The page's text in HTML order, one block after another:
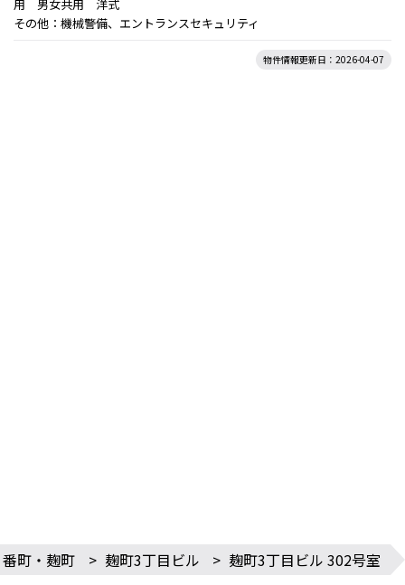
用 男女共用 洋式
その他：機械警備、エントランスセキュリティ
物件情報更新日：2026-04-07
町・麹町 > 麹町3丁目ビル > 麹町3丁目ビル 302号室